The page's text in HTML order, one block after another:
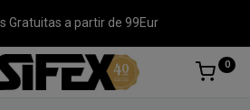
Gratuitas a partir de 99Eur
0